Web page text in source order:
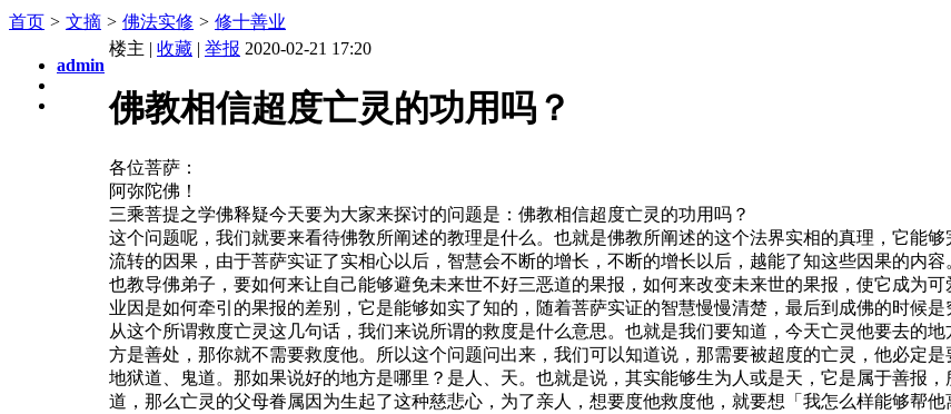
首页 > 文摘 > 佛法实修 > 修十善业
admin
楼主 | 收藏 | 举报 2020-02-21 17:20
佛教相信超度亡灵的功用吗？
各位菩萨：
阿弥陀佛！
三乘菩提之学佛释疑今天要为大家来探讨的问题是：佛教相信超度亡灵的功用吗？
这个问题呢，我们就要来看待佛敎所阐述的教理是什么。也就是佛教所阐述的这个法界实相的真理，它能
流转的因果，由于菩萨实证了实相心以后，智慧会不断的增长，不断的增长以后，越能了知这些因果的内
也教导佛弟子，要如何来让自己能够避免未来世不好三恶道的果报，如何来改变未来世的果报，使它成为
业因是如何牵引的果报的差别，它是能够如实了知的，随着菩萨实证的智慧慢慢清楚，最后到成佛的时候是
从这个所谓救度亡灵这几句话，我们来说所谓的救度是什么意思。也就是我们要知道，今天亡灵他要去的
方是善处，那你就不需要救度他。所以这个问题问出来，我们可以知道说，那需要被超度的亡灵，他必定
地狱道、鬼道。那如果说好的地方是哪里？是人、天。也就是说，其实能够生为人或是天，它是属于善报
道，那么亡灵的父母眷属因为生起了这种慈悲心，为了亲人，想要度他救度他，就要想「我怎么样能够帮